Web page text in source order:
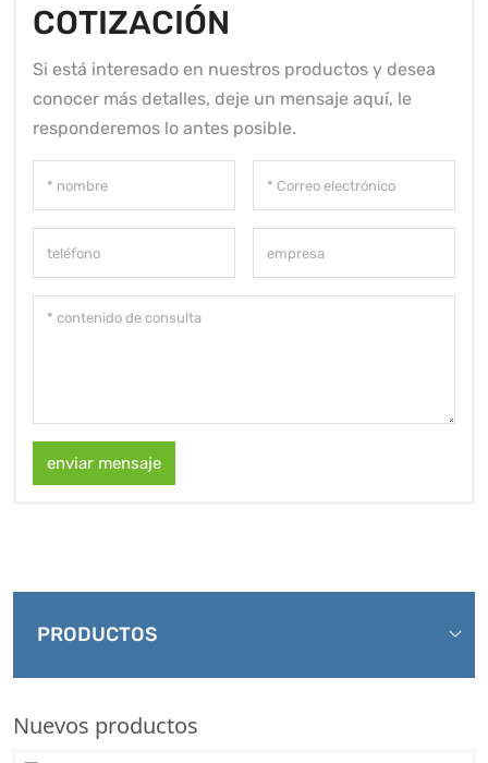
COTIZACIÓN
Si está interesado en nuestros productos y desea
conocer más detalles, deje un mensaje aquí, le
responderemos lo antes posible.
enviar mensaje
PRODUCTOS
Nuevos productos